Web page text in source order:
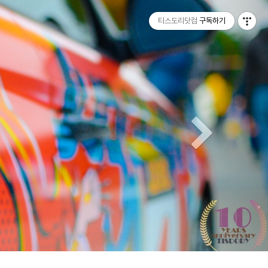
Next
티스토리툴바 티스도리닷컴 구독하기